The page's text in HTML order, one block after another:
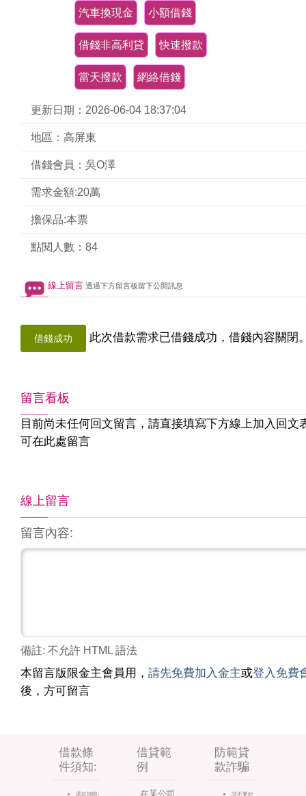
汽車換現金 小額借錢
借錢非高利貸 快速撥款
當天撥款 網絡借錢
更新日期：2026-06-04 18:37:04
地區：高屏東
借錢會員：吳O澤
需求金額:20萬
擔保品:本票
點閱人數：84
線上留言 透過下方留言板留下公開訊息
借錢成功 此次借款需求已借錢成功，借錢內容關閉
留言看板
目前尚未任何回文留言，請直接填寫下方線上加入回文
可在此處留言
線上留言
留言內容:
備註: 不允許 HTML 語法
本留言版限金主會員用， 請先免費加入金主或登入免費
後，方可留言
借款條
件須知:
還款期限:
借貸範
例
在某公司
防範貸
款詐騙
請不要給